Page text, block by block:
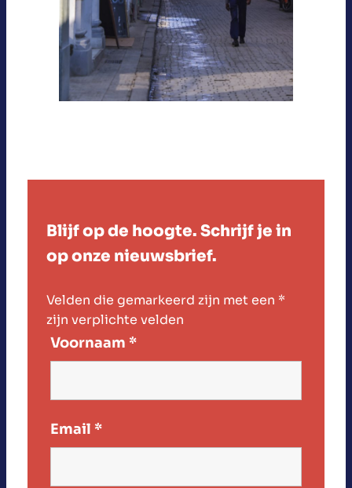
Blijf op de hoogte. Schrijf je in
op onze nieuwsbrief.
Velden die gemarkeerd zijn met een *
zijn verplichte velden
Voornaam *
Email *